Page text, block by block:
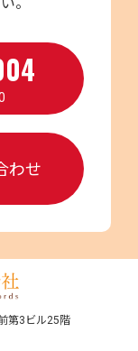
わせ
第3ビル25階